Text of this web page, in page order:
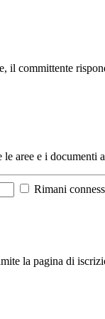
committente
aree e i documenti
Rimani
la pagina di